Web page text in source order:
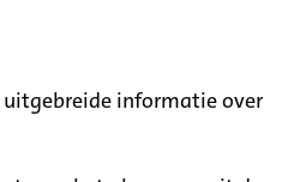
informatie over